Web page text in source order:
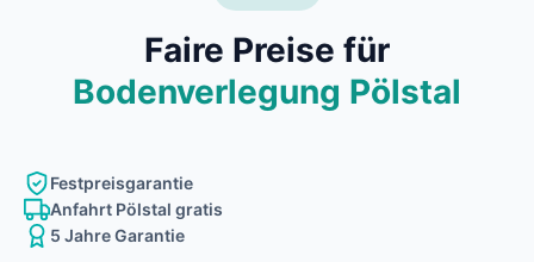
Faire Preise für
Bodenverlegung Pölstal
Festpreisgarantie
Anfahrt Pölstal gratis
5 Jahre Garantie